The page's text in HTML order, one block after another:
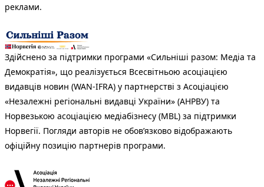
реклами.
Здійснено за підтримки програми «Сильніші разом: Медіа та
Демократія», що реалізується Всесвітньою асоціацією
видавців новин (WAN-IFRA) у партнерстві з Асоціацією
«Незалежні регіональні видавці України» (АНРВУ) та
Норвезькою асоціацією медіабізнесу (MBL) за підтримки
Норвегії. Погляди авторів не обов’язково відображають
офіційну позицію партнерів програми.